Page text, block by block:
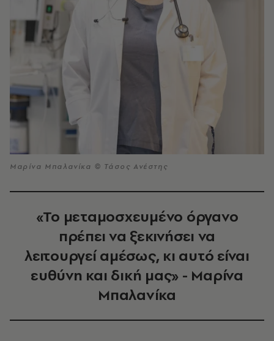
Μαρίνα Μπαλανίκα © Τάσος Ανέστης
«Το μεταμοσχευμένο όργανο
πρέπει να ξεκινήσει να
λειτουργεί αμέσως, κι αυτό είναι
ευθύνη και δική μας» - Μαρίνα
Μπαλανίκα